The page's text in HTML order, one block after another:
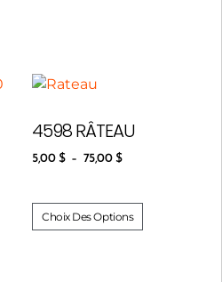
4598 RÂTEAU
5,00 $ – 75,00 $
Choix Des Options